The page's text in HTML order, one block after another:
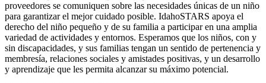
proveedores se comuniquen sobre las necesidades únicas de un niño
para garantizar el mejor cuidado posible. IdahoSTARS apoya el
derecho del niño pequeño y de su familia a participar en una amplia
variedad de actividades y entornos. Esperamos que los niños, con y
sin discapacidades, y sus familias tengan un sentido de pertenencia y
membresía, relaciones sociales y amistades positivas, y un desarrollo
y aprendizaje que les permita alcanzar su máximo potencial.